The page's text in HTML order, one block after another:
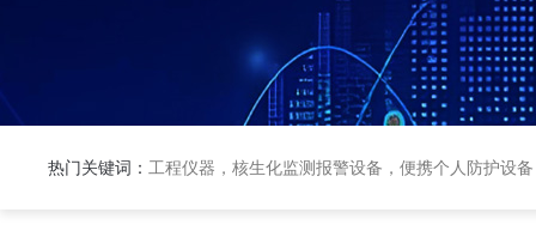
热门关键词： 工程仪器，核生化监测报警设备，便携个人防护设